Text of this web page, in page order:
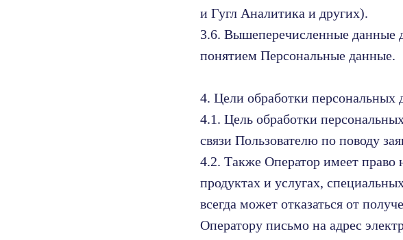
и Гугл Аналитика и других).
3.6. Вышеперечисленные данные
понятием Персональные данные.
4. Цели обработки персональных
4.1. Цель обработки
связи Пользователю по поводу
4.2. Также Оператор имеет право
продуктах и услугах,
всегда может отказаться от
Оператору письмо на адрес